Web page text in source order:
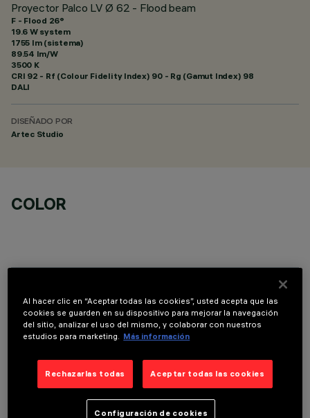
Proyector Palco LV Ø 62 - Flood beam
F - Flood 26°
19.6 W system
1755 lm (sistema)
89.54 lm/W
3500 K
CRI 92 - Rf (Colour Fidelity Index) 90 - Rg (Gamut Index) 98
DALI
DISEÑADO POR
Artec Studio
COLOR
COMPONENTES OPCIONALES
DATOS TÉCNICOS
Al hacer clic en “Aceptar todas las cookies”, usted acepta que las
cookies se guarden en su dispositivo para mejorar la navegación
del sitio, analizar el uso del mismo, y colaborar con nuestros
estudios para marketing. Más información
Rechazarlas todas Aceptar todas las cookies
Configuración de cookies